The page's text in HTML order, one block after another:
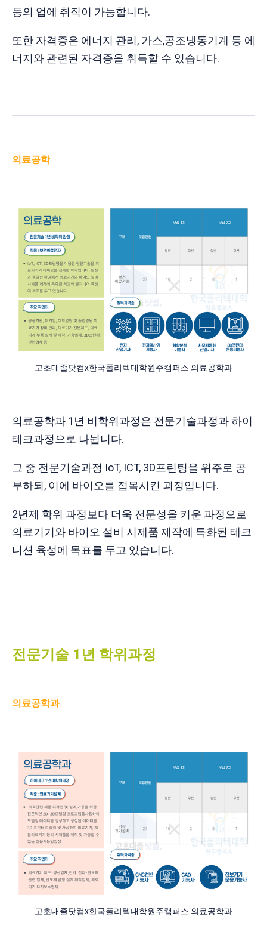
등의 업에 취직이 가능합니다.
또한 자격증은 에너지 관리, 가스,공조냉동기계 등 에
너지와 관련된 자격증을 취득할 수 있습니다.
의료공학
고초대졸닷컴x한국폴리텍대학원주캠퍼스 의료공학과
의료공학과 1년 비학위과정은 전문기술과정과 하이
테크과정으로 나뉩니다.
그 중 전문기술과정 IoT, ICT, 3D프린팅을 위주로 공
부하되, 이에 바이오를 접목시킨 괴정입니다.
2년제 학위 과정보다 더욱 전문성을 키운 과정으로
의료기기와 바이오 설비 시제품 제작에 특화된 테크
니션 육성에 목표를 두고 있습니다.
전문기술 1년 학위과정
의료공학과
고초대졸닷컴x한국폴리텍대학원주캠퍼스 의료공학과